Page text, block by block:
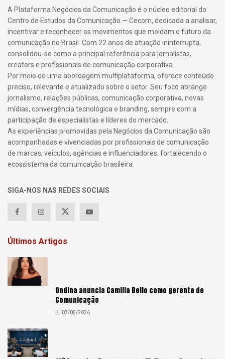
A Plataforma Negócios da Comunicação é o núcleo editorial do
Centro de Estudos da Comunicação — Cecom, dedicada a analisar,
incentivar e reconhecer os movimentos que moldam o futuro da
comunicação no Brasil. Com 22 anos de atuação ininterrupta,
consolidou-se como a principal referência para jornalistas,
creators e profissionais de comunicação corporativa.
Por meio de uma abordagem multiplataforma, oferece conteúdo
preciso, relevante e atualizado sobre o setor. Seu foco abrange
jornalismo, relações públicas, comunicação corporativa, novas
mídias, convergência tecnológica e branding, sempre com a
participação de especialistas e líderes do mercado.
As experiências promovidas pela Negócios da Comunicação são
acompanhadas e vivenciadas por profissionais de comunicação
de marcas, veículos, agências e influenciadores, fortalecendo o
ecossistema da comunicação brasileira.
SIGA-NOS NAS REDES SOCIAIS
Últimos Artigos
Ondina anuncia Camilla Bello como gerente de
Comunicação
07/08/2026